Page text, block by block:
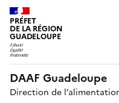
PRÉFET
DE LA RÉGION
GUADELOUPE
DAAF Guadeloupe
Direction de